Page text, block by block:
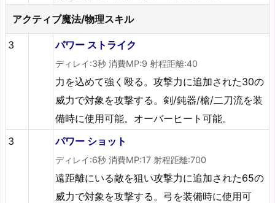
アクティブ魔法/物理スキル
3 パワー ストライク
ディレイ:3秒 消費MP:9 射程距離:40
力を込めて強く殴る。攻撃力に追加された30の
威力で対象を攻撃する。剣/鈍器/槍/二刀流を装
備時に使用可能。オーバーヒート可能。
3
パワー ショット
ディレイ:6秒 消費MP:17 射程距離:700
遠距離にいる敵を狙い攻撃力に追加された65の
威力で対象を攻撃する。弓を装備時に使用可